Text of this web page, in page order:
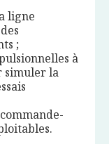
ligne
;
à
simuler la